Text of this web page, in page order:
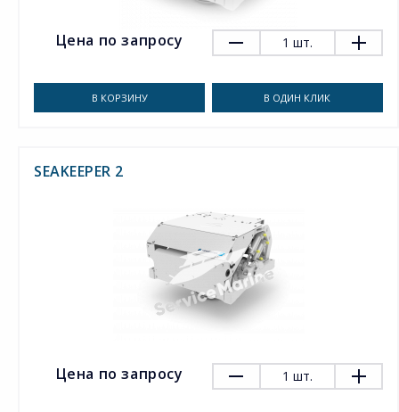
Цена по запросу 1 шт.
В КОРЗИНУ В ОДИН КЛИК
SEAKEEPER 2
Цена по запросу 1 шт.